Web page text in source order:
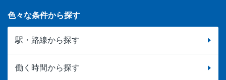
色々な条件から探す
駅・路線から探す
働く時間から探す